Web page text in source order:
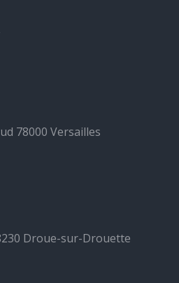
78000 Versailles
Droue-sur-Drouette